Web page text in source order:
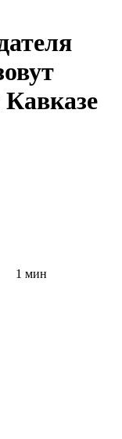
1 мин